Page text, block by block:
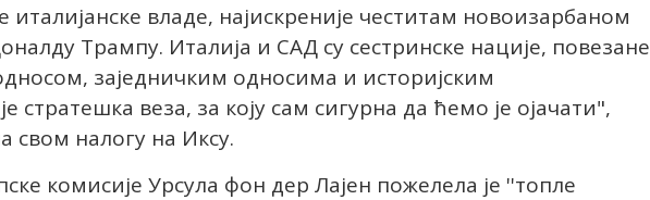
италијанске владе, најискреније честитам новоизарбаном
Трампу. Италија и САД су сестринске нације, повезане
заједничким односима и историјским
стратешка веза, за коју сам сигурна да ћемо је ојачати",
свом налогу на Иксу.
комисије Урсула фон дер Лајен пожелела је ''топле